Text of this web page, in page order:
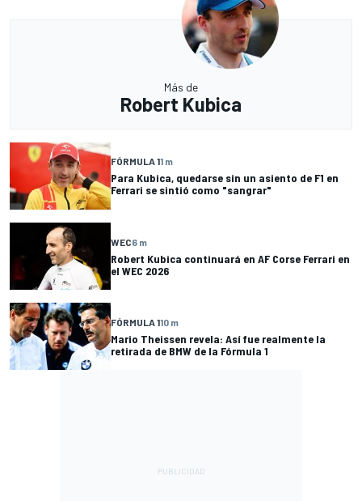
Más de
Robert Kubica
FÓRMULA 11 m
Para Kubica, quedarse sin un asiento de F1 en
Ferrari se sintió como "sangrar"
WEC6 m
Robert Kubica continuará en AF Corse Ferrari en
el WEC 2026
FÓRMULA 110 m
Mario Theissen revela: Así fue realmente la
retirada de BMW de la Fórmula 1